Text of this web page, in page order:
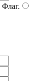
Флаг.